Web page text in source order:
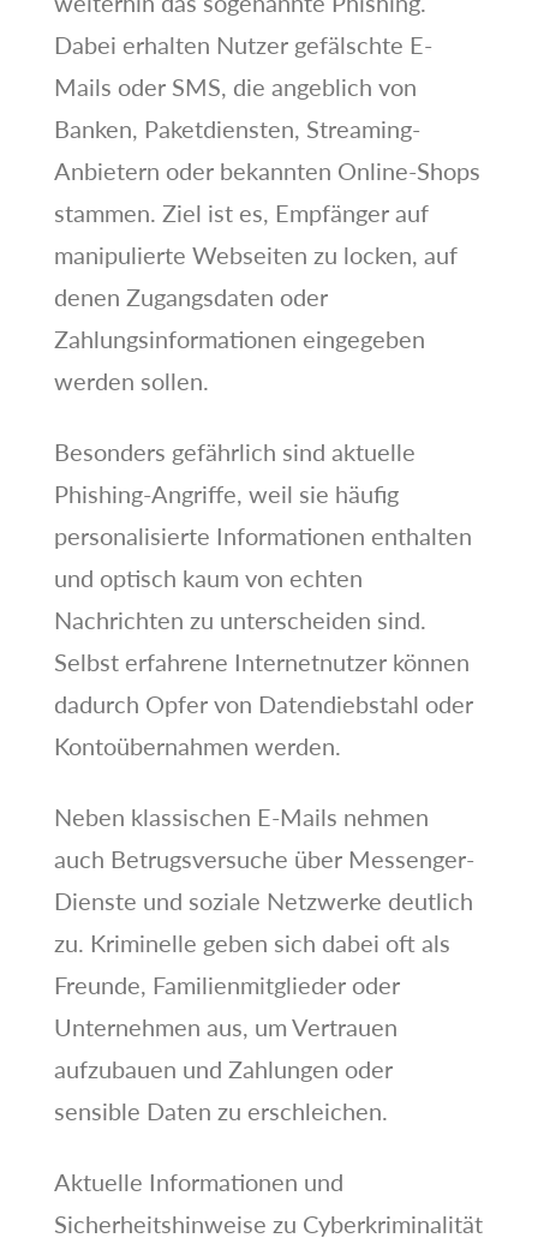
Dabei erhalten Nutzer gefälschte E-
Mails oder SMS, die angeblich von
Banken, Paketdiensten, Streaming-
Anbietern oder bekannten Online-Shops
stammen. Ziel ist es, Empfänger auf
manipulierte Webseiten zu locken, auf
denen Zugangsdaten oder
Zahlungsinformationen eingegeben
werden sollen.
Besonders gefährlich sind aktuelle
Phishing-Angriffe, weil sie häufig
personalisierte Informationen enthalten
und optisch kaum von echten
Nachrichten zu unterscheiden sind.
Selbst erfahrene Internetnutzer können
dadurch Opfer von Datendiebstahl oder
Kontoübernahmen werden.
Neben klassischen E-Mails nehmen
auch Betrugsversuche über Messenger-
Dienste und soziale Netzwerke deutlich
zu. Kriminelle geben sich dabei oft als
Freunde, Familienmitglieder oder
Unternehmen aus, um Vertrauen
aufzubauen und Zahlungen oder
sensible Daten zu erschleichen.
Aktuelle Informationen und
Sicherheitshinweise zu Cyberkriminalität